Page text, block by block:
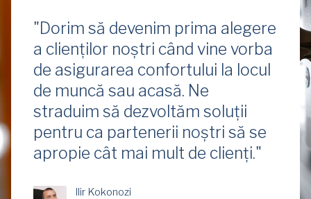
"Dorim să devenim prima alegere
a clienților noștri când vine vorba
de asigurarea confortului la locul
de muncă sau acasă. Ne
straduim să dezvoltăm soluții
pentru ca partenerii noștri să se
apropie cât mai mult de clienți."
Ilir Kokonozi